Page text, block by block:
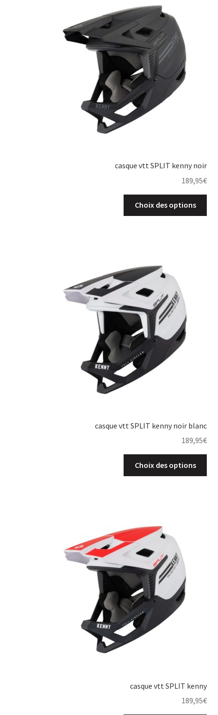
Politique de cookies (UE)
Validation de la commande
casque vtt SPLIT kenny noir
189,95€
Choix des options
casque vtt SPLIT kenny noir blanc
189,95€
Choix des options
casque vtt SPLIT kenny
189,95€